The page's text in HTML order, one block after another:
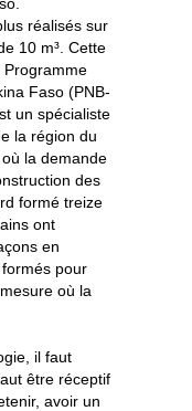
réalisés sur
10 m³. Cette
Programme
Faso (PNB-
un spécialiste
la région du
la demande
des
formé treize
ont
en
pour
où la
il faut
être réceptif
avoir un